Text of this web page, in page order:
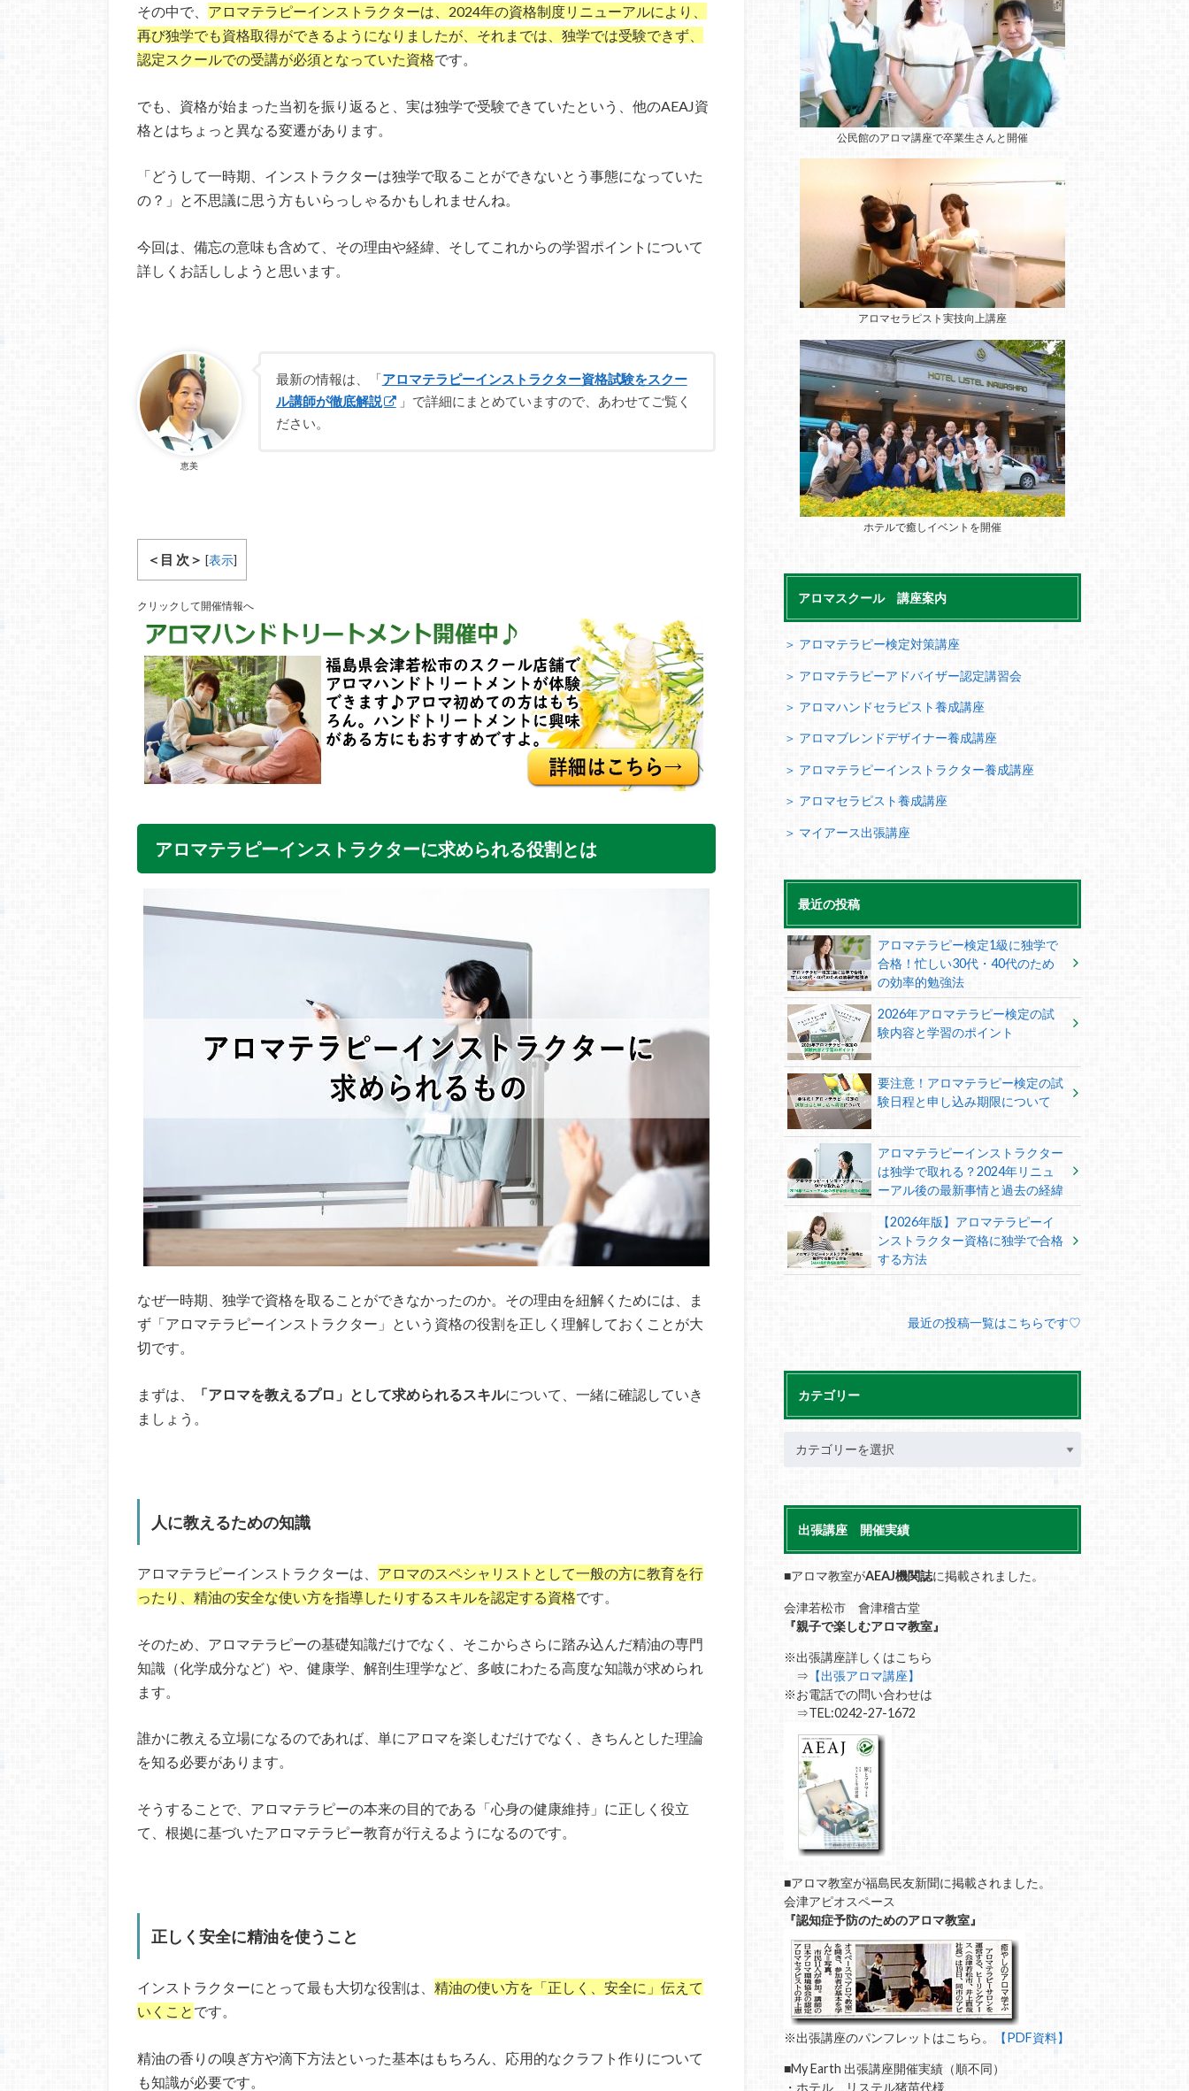
その中で、 アロマテラピーインストラクターは、2024年の資格制度リニューアルにより、
再び独学でも資格取得ができるようになりましたが、それまでは、独学では受験できず、
認定スクールでの受講が必須となっていた資格です。
でも、資格が始まった当初を振り返ると、実は独学で受験できていたという、他のAEAJ資
格とはちょっと異なる変遷があります。
「どうして一時期、インストラクターは独学で取ることができないとう事態になっていた
の？」と不思議に思う方もいらっしゃるかもしれませんね。
今回は、備忘の意味も含めて、その理由や経緯、そしてこれからの学習ポイントについて
詳しくお話ししようと思います。
恵美
最新の情報は、「アロマテラピーインストラクター資格試験をスクー
ル講師が徹底解説
」で詳細にまとめていますので、あわせてご覧く
ださい。
＜目 次＞ [表示]
クリックして開催情報へ
アロマテラピーインストラクターに求められる役割とは
なぜ一時期、独学で資格を取ることができなかったのか。その理由を紐解くためには、ま
ず「アロマテラピーインストラクター」という資格の役割を正しく理解しておくことが大
切です。
まずは、 「アロマを教えるプロ」として求められるスキルについて、一緒に確認していき
ましょう。
人に教えるための知識
アロマテラピーインストラクターは、 アロマのスペシャリストとして一般の方に教育を行
ったり、精油の安全な使い方を指導したりするスキルを認定する資格です。
そのため、アロマテラピーの基礎知識だけでなく、そこからさらに踏み込んだ精油の専門
知識（化学成分など）や、健康学、解剖生理学など、多岐にわたる高度な知識が求められ
ます。
誰かに教える立場になるのであれば、単にアロマを楽しむだけでなく、きちんとした理論
を知る必要があります。
そうすることで、アロマテラピーの本来の目的である「心身の健康維持」に正しく役立
て、根拠に基づいたアロマテラピー教育が行えるようになるのです。
正しく安全に精油を使うこと
インストラクターにとって最も大切な役割は、 精油の使い方を「正しく、安全に」伝えて
いくこと です。
精油の香りの嗅ぎ方や滴下方法といった基本はもちろん、応用的なクラフト作りについて
も知識が必要です。
公民館のアロマ講座で卒業生さんと開催
アロマセラピスト実技向上講座
ホテルで癒しイベントを開催
アロマスクール 講座案内
＞ アロマテラピー検定対策講座
＞ アロマテラピーアドバイザー認定講習会
＞ アロマハンドセラピスト養成講座
＞ アロマブレンドデザイナー養成講座
＞ アロマテラピーインストラクター養成講座
＞ アロマセラピスト養成講座
＞ マイアース出張講座
最近の投稿
アロマテラピー検定1級に独学で
合格！忙しい30代・40代のため
の効率的勉強法
2026年アロマテラピー検定の試
験内容と学習のポイント
要注意！アロマテラピー検定の試
験日程と申し込み期限について
アロマテラピーインストラクター
は独学で取れる？2024年リニュ
ーアル後の最新事情と過去の経緯
【2026年版】アロマテラピーイ
ンストラクター資格に独学で合格
する方法
最近の投稿一覧はこちらです♡
カテゴリー
出張講座 開催実績
■アロマ教室がAEAJ機関誌に掲載されました。
会津若松市 會津稽古堂
『親子で楽しむアロマ教室』
※出張講座詳しくはこちら
⇒ 【出張アロマ講座】
※お電話での問い合わせは
⇒TEL:0242-27-1672
■アロマ教室が福島民友新聞に掲載されました。
会津アピオスペース
『認知症予防のためのアロマ教室』
※出張講座のパンフレットはこちら。 【PDF資料】
■My Earth 出張講座開催実績（順不同）
・ホテル リステル猪苗代様